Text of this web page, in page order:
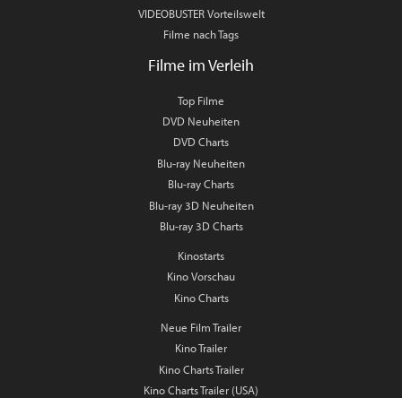
VIDEOBUSTER Vorteilswelt
Filme nach Tags
Filme im Verleih
Top Filme
DVD Neuheiten
DVD Charts
Blu-ray Neuheiten
Blu-ray Charts
Blu-ray 3D Neuheiten
Blu-ray 3D Charts
Kinostarts
Kino Vorschau
Kino Charts
Neue Film Trailer
Kino Trailer
Kino Charts Trailer
Kino Charts Trailer (USA)